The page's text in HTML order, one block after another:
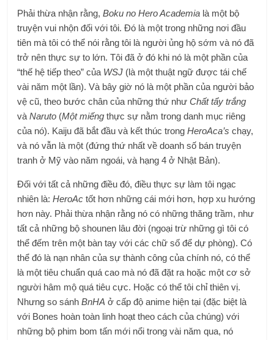
Phải thừa nhận rằng,Boku no Hero Academia là một bộ
truyện vui nhộn đối với tôi. Đó là một trong những nơi đầu
tiên mà tôi có thể nói rằng tôi là người ủng hộ sớm và nó đã
trở nên thực sự to lớn. Tôi đã ở đó khi nó là một phần của
“thế hệ tiếp theo” của WSJ (là một thuật ngữ được tái chế
vài năm một lần). Và bây giờ nó là một phần của người bảo
vệ cũ, theo bước chân của những thứ nhưChất tẩy trắng
và Naruto (Một miếng thực sự nằm trong danh mục riêng
của nó). Kaiju đã bắt đầu và kết thúc trongHeroAca’s chạy,
và nó vẫn là một (đứng thứ nhất về doanh số bán truyện
tranh ở Mỹ vào năm ngoái, và hạng 4 ở Nhật Bản).
Đối với tất cả những điều đó, điều thực sự làm tôi ngạc
nhiên là:HeroAc tốt hơn những cái mới hơn, hợp xu hướng
hơn này. Phải thừa nhận rằng nó có những thăng trầm, như
tất cả những bộ shounen lâu đời (ngoại trừ những gì tôi có
thể đếm trên một bàn tay với các chữ số để dự phòng). Có
thể đó là nạn nhân của sự thành công của chính nó, có thể
là một tiêu chuẩn quá cao mà nó đã đặt ra hoặc một cơ sở
người hâm mộ quá tiêu cực. Hoặc có thể tôi chỉ thiên vị.
Nhưng so sánhBnHA ở cấp độ anime hiện tại (đặc biệt là
với Bones hoàn toàn linh hoạt theo cách của chúng) với
những bộ phim bom tấn mới nổi trong vài năm qua, nó